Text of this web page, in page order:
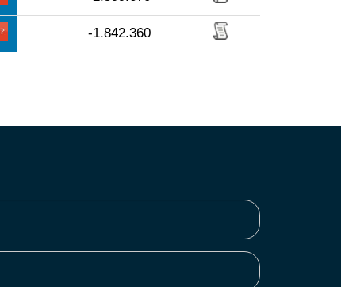
-1.842.360